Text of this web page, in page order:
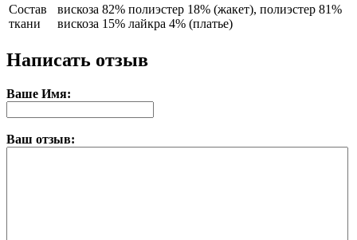
Состав
ткани
вискоза 82% полиэстер 18% (жакет), полиэстер 81%
вискоза 15% лайкра 4% (платье)
Написать отзыв
Ваше Имя:
Ваш отзыв: